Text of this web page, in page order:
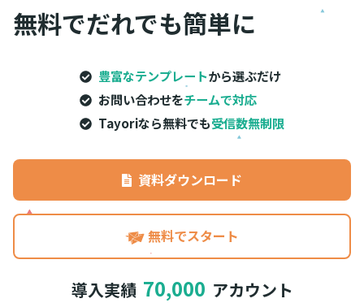
無料でだれでも簡単に
豊富なテンプレートから選ぶだけ
お問い合わせをチームで対応
Tayoriなら無料でも受信数無制限
資料ダウンロード
無料でスタート
導入実績 70,000 アカウント